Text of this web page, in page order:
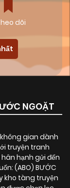
dõi
NGOẶT
gian dành
truyện tranh
hạnh gửi đến
(ABO) BƯỚC
kho tàng truyện